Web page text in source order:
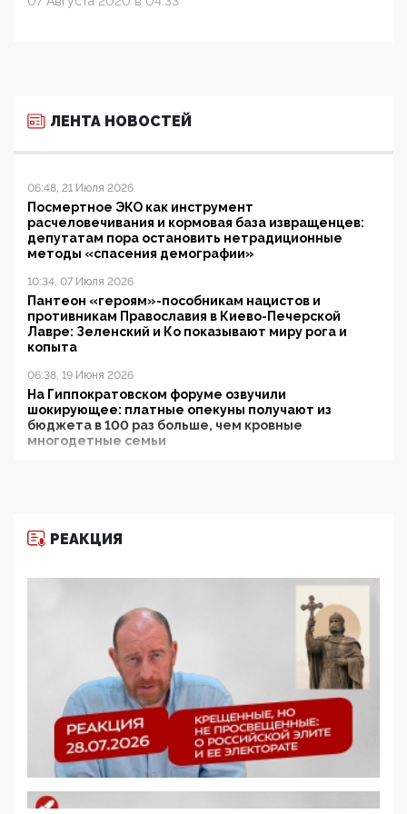
ЛЕНТА НОВОСТЕЙ
06:48, 21 Июля 2026
Посмертное ЭКО как инструмент
расчеловечивания и кормовая база извращенцев:
депутатам пора остановить нетрадиционные
методы «спасения демографии»
10:34, 07 Июля 2026
Пантеон «героям»-пособникам нацистов и
противникам Православия в Киево-Печерской
Лавре: Зеленский и Ко показывают миру рога и
копыта
06:38, 19 Июня 2026
На Гиппократовском форуме озвучили
шокирующее: платные опекуны получают из
бюджета в 100 раз больше, чем кровные
многодетные семьи
11:53, 09 Июня 2026
деятельность ИИТО ЮНЕСКО в России, но
цифроглобалисты продолжают определять
повестку в образовании
09:43, 01 Июня 2026
5G за счет здоровья граждан: Минцифры намерено
отобрать у регионов и муниципалитетов право
защищать жилые дома и социальные объекты от
05:58, 26 Мая 2026
Роскомнадзор освободили от борца с
деструктивным и опасным контентом
07:39, 25 Мая 2026
РЕАКЦИЯ